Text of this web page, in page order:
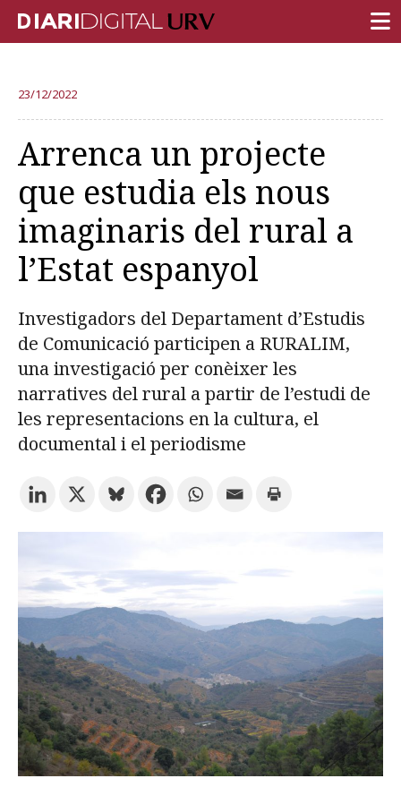
RECERCA
DOCÈNCIA
INSTITUCIÓ
VIDA AL CAMPUS
COMUNITAT URV
Més categories
Prova la cerca avançada
CATALÀ ESPAÑOL
23/12/2022
Arrenca un projecte
que estudia els nous
imaginaris del rural a
l’Estat espanyol
Investigadors del Departament d’Estudis
de Comunicació participen a RURALIM,
una investigació per conèixer les
narratives del rural a partir de l’estudi de
les representacions en la cultura, el
documental i el periodisme